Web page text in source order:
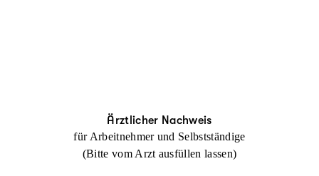
Ärztlicher Nachweis
für Arbeitnehmer und Selbstständige
(Bitte vom Arzt ausfüllen lassen)